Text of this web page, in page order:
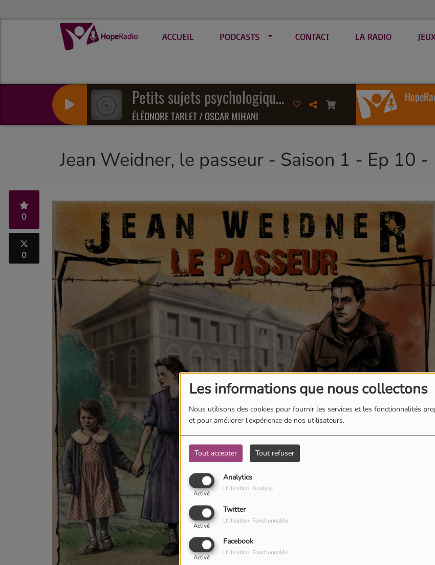
Les informations que nous collectons
Nous utilisons des cookies pour fournir les services et les fonctionnalités
et pour améliorer l'expérience de nos utilisateurs.
Tout accepter Tout refuser
Analytics
Activé
Utilisation: Analyse
Twitter
Activé
Utilisation: Fonctionnalité
Facebook
Activé
Utilisation: Fonctionnalité
ACCUEIL PODCASTS CONTACT LA RADIO
Petits sujets psychologiques
ÉLÉONORE TARLET / OSCAR MIHANI
Jean Weidner, le passeur - Saison 1 - Ep 10 -
0
0